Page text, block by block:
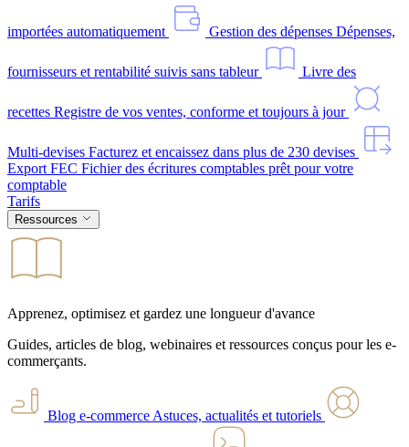
importées automatiquement Gestion des dépenses Dépenses,
fournisseurs et rentabilité suivis sans tableur Livre des
recettes Registre de vos ventes, conforme et toujours à jour
Multi-devises Facturez et encaissez dans plus de 230 devises
Export FEC Fichier des écritures comptables prêt pour votre
comptable
Tarifs
Ressources
Apprenez, optimisez et gardez une longueur d'avance
Guides, articles de blog, webinaires et ressources conçus pour les e-
commerçants.
Blog e-commerce Astuces, actualités et tutoriels